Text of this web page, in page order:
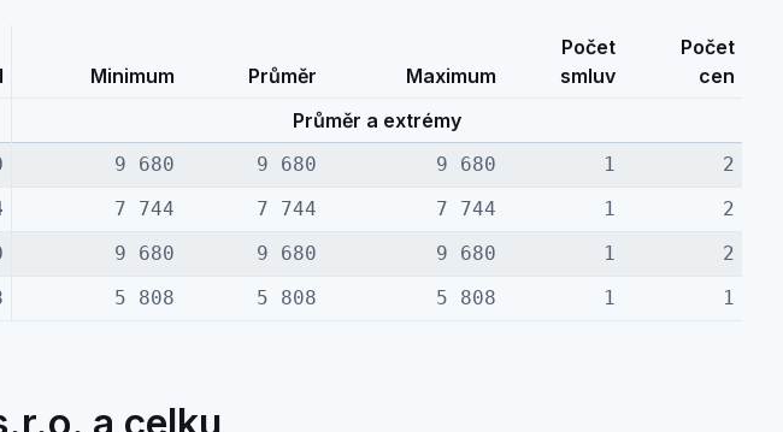
Minimum Průměr Maximum
Počet
smluv
Počet
cen
Průměr a extrémy
9 680 9 680 9 680 1 2
7 744 7 744 7 744 1 2
9 680 9 680 9 680 1 2
5 808 5 808 5 808 1 1